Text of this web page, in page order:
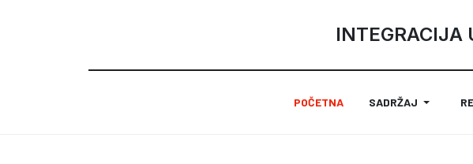
INTEGRACIJA
POČETNA SADRŽAJ